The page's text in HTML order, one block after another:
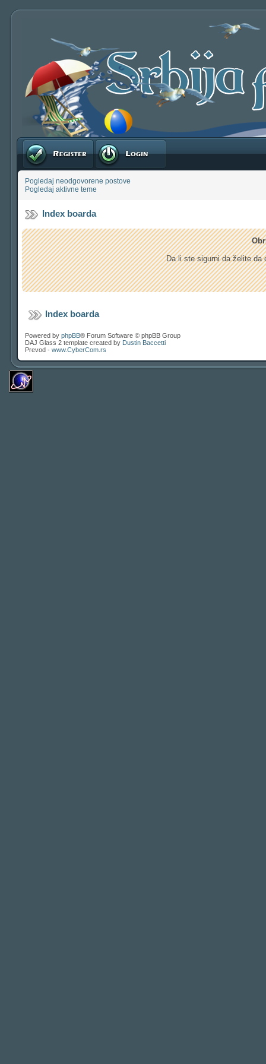
Registruj se Prijavite se
Pogledaj neodgovorene postove
Pogledaj aktivne teme
Index boarda
Da li ste sigurni da želite da
Index boarda
Powered by phpBB® Forum Software © phpBB Group
DAJ Glass 2 template created by Dustin Baccetti
Prevod - www.CyberCom.rs